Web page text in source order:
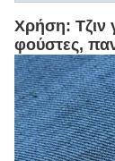
Χρήση: Τζιν
φούστες,